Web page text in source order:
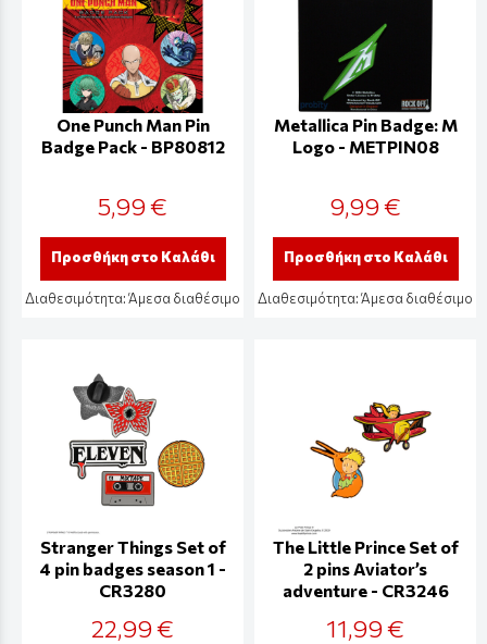
One Punch Man Pin
Badge Pack - BP80812
5,99 €
Προσθήκη στο Καλάθι
Διαθεσιμότητα:Άμεσα διαθέσιμο
Metallica Pin Badge: M
Logo - METPIN08
9,99 €
Προσθήκη στο Καλάθι
Διαθεσιμότητα:Άμεσα διαθέσιμο
Stranger Things Set of
4 pin badges season 1 -
CR3280
22,99 €
The Little Prince Set of
2 pins Aviator’s
adventure - CR3246
11,99 €